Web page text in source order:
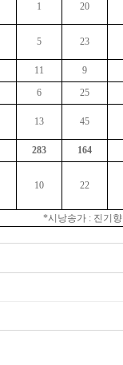
1 20
5 23
11 9
6 25
13 45
283 164
10 22
*시낭송가 : 진기향